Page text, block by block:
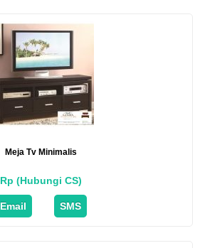
Meja Tv Minimalis
Rp (Hubungi CS)
Email SMS